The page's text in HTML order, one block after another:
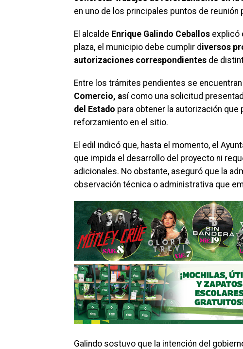
en uno de los principales puntos de reunión
El alcalde Enrique Galindo Ceballos explicó
plaza, el municipio debe cumplir diversos
autorizaciones correspondientes de
Entre los trámites pendientes se encuentran
Comercio, así como una solicitud
del Estado para obtener la autorización
reforzamiento en el sitio.
El edil indicó que, hasta el momento, el
que impida el desarrollo del proyecto ni
adicionales. No obstante, aseguró que la
observación técnica o administrativa que
Galindo sostuvo que la intención del